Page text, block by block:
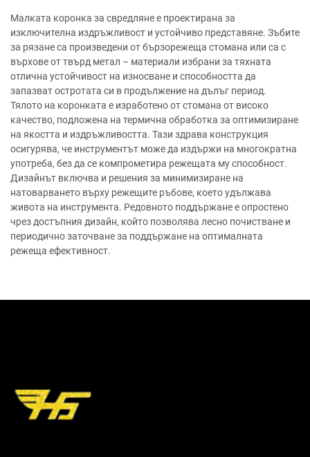
Малката коронка за свредляне е проектирана за
изключителна издръжливост и устойчиво представяне. Зъбите
за рязане са произведени от бързорежеща стомана или са с
върхове от твърд метал – материали избрани за тяхната
отлична устойчивост на износване и способността да
запазват остротата си в продължение на дълъг период.
Тялото на коронката е изработено от стомана от високо
качество, подложена на термична обработка за оптимизиране
на якостта и издръжливостта. Тази здрава конструкция
осигурява, че инструментът може да издържи на многократна
употреба, без да се компрометира режещата му способност.
Дизайнът включва и решения за минимизиране на
натоварването върху режещите ръбове, което удължава
живота на инструмента. Редовното поддържане е опростено
чрез достъпния дизайн, който позволява лесно почистване и
периодично заточване за поддържане на оптималната
режеща ефективност.